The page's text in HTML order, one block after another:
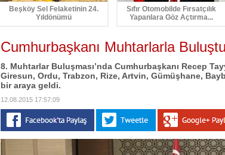
Beşköy Sel Felaketinin 24.
Yıldönümü
Sıfır Otomobilde Fırsatçılık
Yapanlara Göz Açtırma...
Cumhurbaşkanı Muhtarlarla Buluştu
8. Muhtarlar Buluşması’nda Cumhurbaşkanı Recep
Giresun, Ordu, Trabzon, Rize, Artvin, Gümüşhane,
bir araya geldi.
12.08.2015 17:57:09